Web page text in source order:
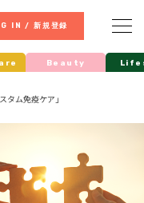
IN / 新規登録
Beauty
タム免疫ケア」